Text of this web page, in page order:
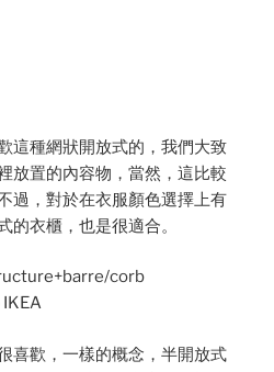
這種網狀開放式的，我們大致
放置的內容物，當然，這比較
過，對於在衣服顏色選擇上有
的衣櫃，也是很適合。
喜歡，一樣的概念，半開放式